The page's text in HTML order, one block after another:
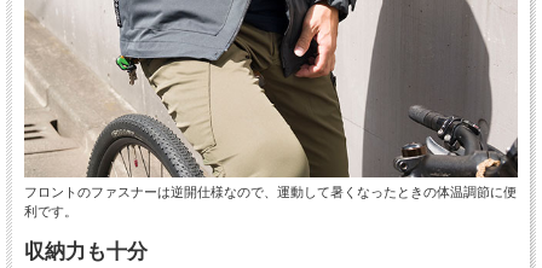
フロントのファスナーは逆開仕様なので、運動して暑くなったときの体温調節に便
利です。
収納力も十分